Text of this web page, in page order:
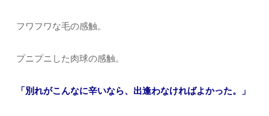
フワフワな毛の感触。
プニプニした肉球の感触。
「別れがこんなに辛いなら、出逢わなければよかった。」